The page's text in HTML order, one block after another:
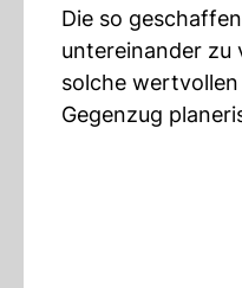
Die so
untereinander zu
solche
Gegenzug